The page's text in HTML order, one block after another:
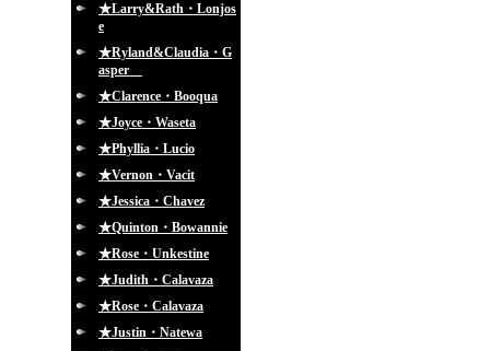
★Larry&Rath・Lonjos
e
★Ryland&Claudia・G
asper
★Clarence・Booqua
★Joyce・Waseta
★Phyllia・Lucio
★Vernon・Vacit
★Jessica・Chavez
★Quinton・Bowannie
★Rose・Unkestine
★Judith・Calavaza
★Rose・Calavaza
★Justin・Natewa